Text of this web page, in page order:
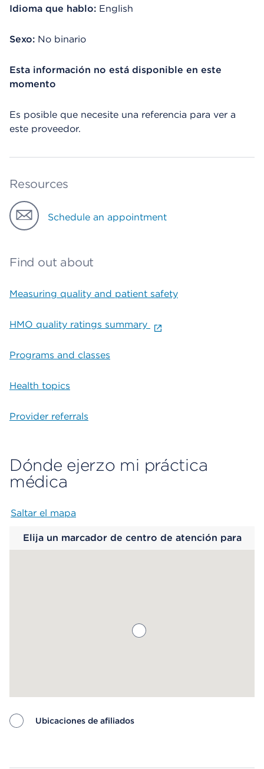
Idioma que hablo: English
Sexo: No binario
Esta información no está disponible en este
momento
Es posible que necesite una referencia para ver a
este proveedor.
Resources
Schedule an appointment
Find out about
Measuring quality and patient safety
HMO quality ratings summary
Programs and classes
Health topics
Provider referrals
Dónde ejerzo mi práctica
médica
Saltar el mapa
Elija un marcador de centro de atención para
Ubicaciones de afiliados